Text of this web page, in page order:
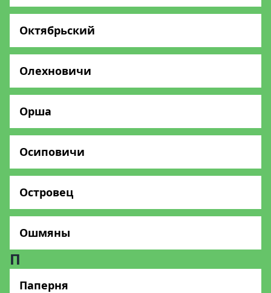
Октябрьский
Олехновичи
Орша
Осиповичи
Островец
Ошмяны
П
Паперня